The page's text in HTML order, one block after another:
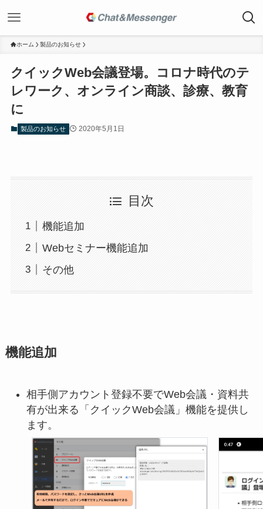
ホーム 製品のお知らせ
クイックWeb会議登場。コロナ時代のテ
レワーク、オンライン商談、診療、教育
に
製品のお知らせ 2020年5月1日
目次
機能追加
Webセミナー機能追加
その他
機能追加
相手側アカウント登録不要でWeb会議・資料共
有が出来る「クイックWeb会議」機能を提供し
ます。